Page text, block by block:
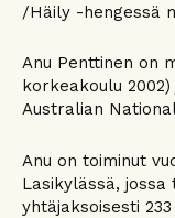
/Häily -hengessä
Anu Penttinen on
korkeakoulu
Australian
Anu on toiminut
Lasikylässä,
yhtäjaksoisesti